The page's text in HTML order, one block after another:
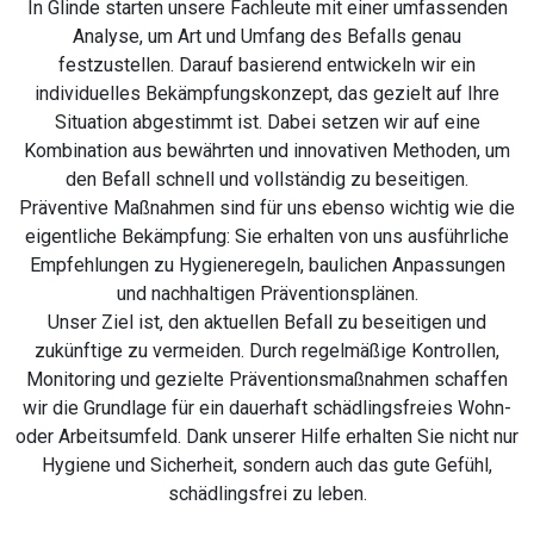
In Glinde starten unsere Fachleute mit einer umfassenden
Analyse, um Art und Umfang des Befalls genau
festzustellen. Darauf basierend entwickeln wir ein
individuelles Bekämpfungskonzept, das gezielt auf Ihre
Situation abgestimmt ist. Dabei setzen wir auf eine
Kombination aus bewährten und innovativen Methoden, um
den Befall schnell und vollständig zu beseitigen.
Präventive Maßnahmen sind für uns ebenso wichtig wie die
eigentliche Bekämpfung: Sie erhalten von uns ausführliche
Empfehlungen zu Hygieneregeln, baulichen Anpassungen
und nachhaltigen Präventionsplänen.
Unser Ziel ist, den aktuellen Befall zu beseitigen und
zukünftige zu vermeiden. Durch regelmäßige Kontrollen,
Monitoring und gezielte Präventionsmaßnahmen schaffen
wir die Grundlage für ein dauerhaft schädlingsfreies Wohn-
oder Arbeitsumfeld. Dank unserer Hilfe erhalten Sie nicht nur
Hygiene und Sicherheit, sondern auch das gute Gefühl,
schädlingsfrei zu leben.